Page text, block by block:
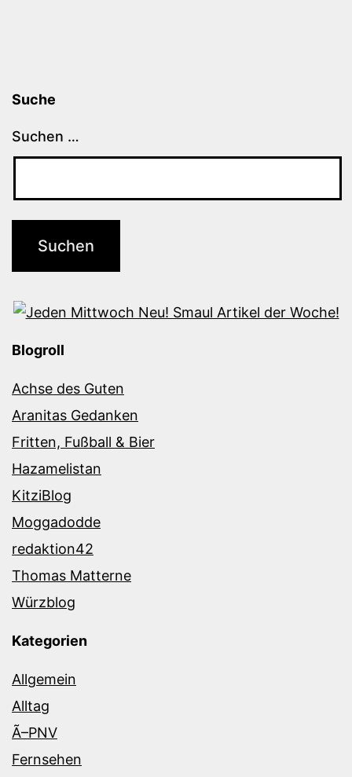
Suche
Suchen …
Blogroll
Achse des Guten
Aranitas Gedanken
Fritten, Fußball & Bier
Hazamelistan
KitziBlog
Moggadodde
redaktion42
Thomas Matterne
Würzblog
Kategorien
Allgemein
Alltag
Ã–PNV
Fernsehen